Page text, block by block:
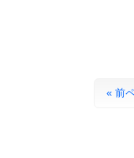
« 前